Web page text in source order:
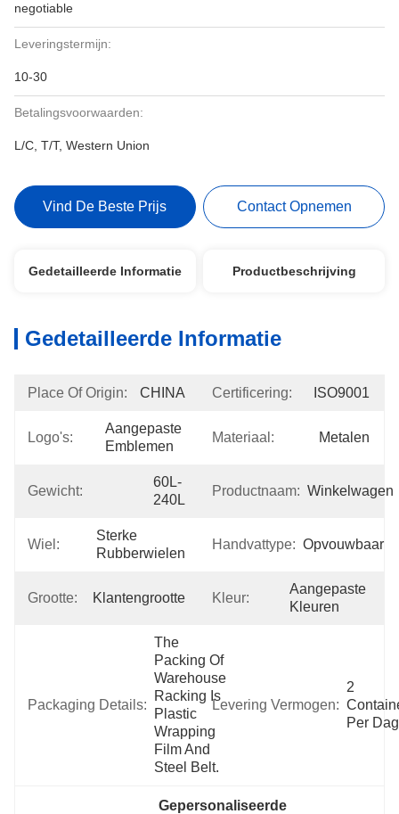
negotiable
Leveringstermijn:
10-30
Betalingsvoorwaarden:
L/C, T/T, Western Union
Vind De Beste Prijs Contact Opnemen
Gedetailleerde Informatie Productbeschrijving
Gedetailleerde Informatie
Place Of Origin: CHINA Certificering: ISO9001
Logo's:
Aangepaste
Emblemen
Materiaal: Metalen
Gewicht:
60L-
240L
Productnaam: Winkelwagen
Wiel:
Sterke
Rubberwielen
Handvattype: Opvouwbaar
Grootte: Klantengrootte Kleur:
Aangepaste
Kleuren
Packaging Details:
The
Packing Of
Warehouse
Racking Is
Plastic
Wrapping
Film And
Steel Belt.
Levering Vermogen:
2
Per Dag
Gepersonaliseerde